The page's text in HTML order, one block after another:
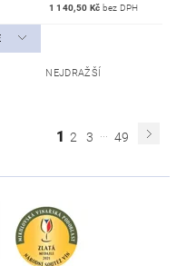
1 140,50 Kč bez DPH
NEJDRAŽŠÍ
1 2 3 ... 49